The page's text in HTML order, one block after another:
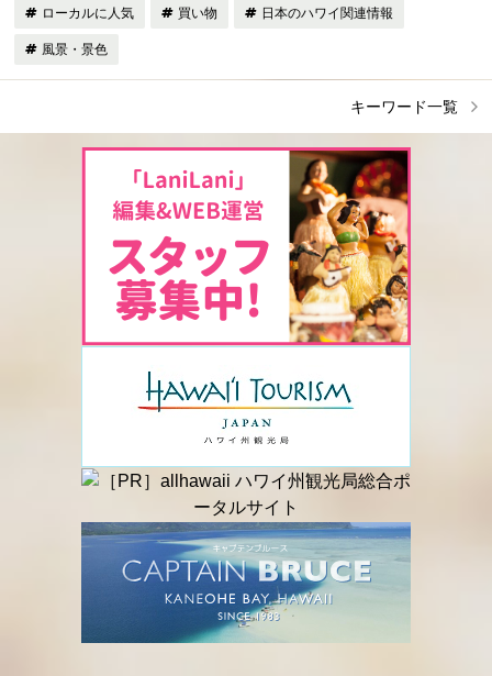
ローカルに人気 買い物 日本のハワイ関連情報
風景・景色
キーワード一覧